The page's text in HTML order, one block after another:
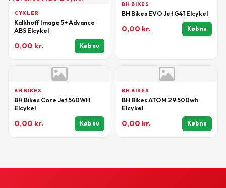
CYKLER
Kalkhoff Image 5+ Advance
ABS Elcykel
0,00 kr. Køb nu
BH BIKES
BH Bikes EVO Jet G41 Elcykel
0,00 kr. Køb nu
BH BIKES
BH Bikes Core Jet 540WH
Elcykel
0,00 kr. Køb nu
BH BIKES
BH Bikes ATOM 29 500wh
Elcykel
0,00 kr. Køb nu